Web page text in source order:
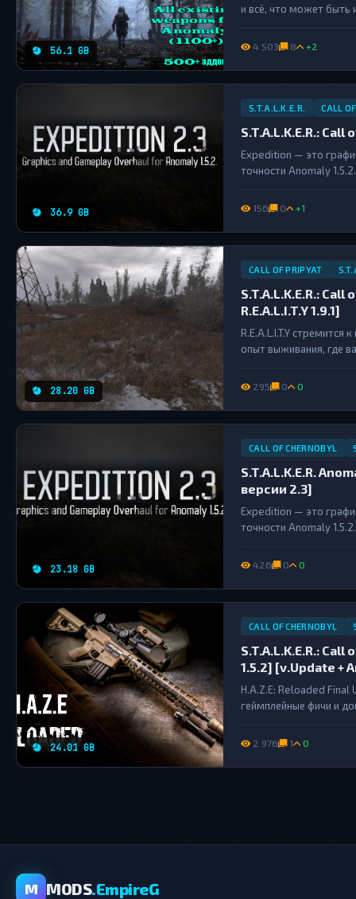
56.1 GB
и всё, что может быть
работа....
4 503 8 +2
36.9 GB
S.T.A.L.K.E.R. CALL
S.T.A.L.K.E.R.:
Expedition — это
точности Anomaly
новыми эффектами и
156 0 +1
28.20 GB
CALL OF PRIPYAT
S.T.A.L.K.E.R.:
R.E.A.L.I.T.Y 1.9.1]
R.E.A.L.I.T.Y
опыт выживания, где
режимы такие как
295 0 0
23.18 GB
CALL OF CHERNOBYL
S.T.A.L.K.E.R.
версии 2.3]
Expedition — это
точности Anomaly
настройками погоды,
426 0 0
24.01 GB
CALL OF CHERNOBYL
S.T.A.L.K.E.R.:
1.5.2] [v.Update +
H.A.Z.E: Reloaded
геймплейные фичи и
2 976 1 0
M MODS.EmpireG